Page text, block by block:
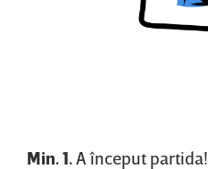
Min. 1.A început partida!